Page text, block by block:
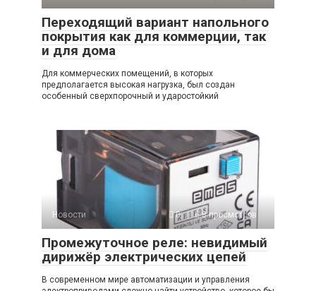
Переходящий вариант напольного
покрытия как для коммерции, так
и для дома
Для коммерческих помещений, в которых
предполагается высокая нагрузка, был создан
особенный сверхпорочный и ударостойкий
Новости 0 8 просмотров
Промежуточное реле: невидимый
дирижёр электрических цепей
В современном мире автоматизации и управления